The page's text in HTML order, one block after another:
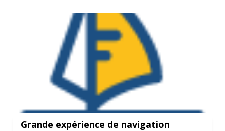
Grande expérience de navigation